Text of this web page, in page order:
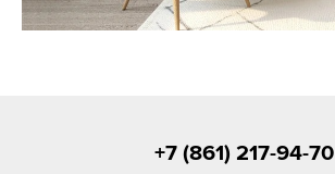
+7 (861) 217-94-70